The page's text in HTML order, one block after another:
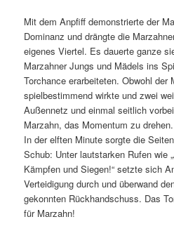
Mit dem Anpfiff demonstrierte der
Dominanz und drängte die
eigenes Viertel. Es dauerte ganze
Marzahner Jungs und Mädels ins
Torchance erarbeiteten. Obwohl der
spielbestimmend wirkte und zwei
Außennetz und einmal seitlich
Marzahn, das Momentum zu drehen.
In der elften Minute sorgte die
Schub: Unter lautstarken Rufen wie
Kämpfen und Siegen!“ setzte sich
Verteidigung durch und überwand
gekonnten Rückhandschuss. Das
für Marzahn!